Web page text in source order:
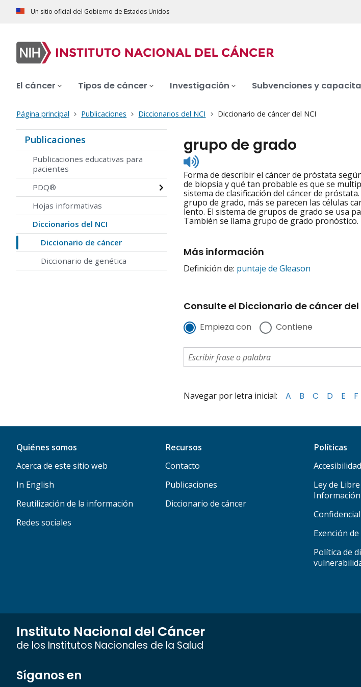
Un sitio oficial del Gobierno de Estados Unidos
El cáncer Tipos de cáncer Investigación Subvenciones y
Página principal Publicaciones Diccionarios del NCI Diccionario de cáncer del NCI
Publicaciones
Publicaciones educativas para
pacientes
PDQ®
Hojas informativas
Diccionarios del NCI
Diccionario de cáncer
Diccionario de genética
grupo de grado
Listen
to
pronunciation
Forma de describir el cáncer de próstata
de biopsia y qué tan probable es que se
sistema de clasificación del cáncer de
grupo de grado, más se parecen las células
lento. El sistema de grupos de grado se usa
También se llama grupo de grado pronóstico.
Más información
Definición de: puntaje de Gleason
Consulte el Diccionario de cáncer del
Empieza con Contiene
Navegar por letra inicial: A B C D E F
Quiénes somos
Acerca de este sitio web
In English
Reutilización de la información
Redes sociales
Recursos
Contacto
Publicaciones
Diccionario de cáncer
Políticas
Accesibilidad
Ley de
Información
Exención
Política de
Instituto Nacional del Cáncer
de los Institutos Nacionales de la Salud
Síganos en